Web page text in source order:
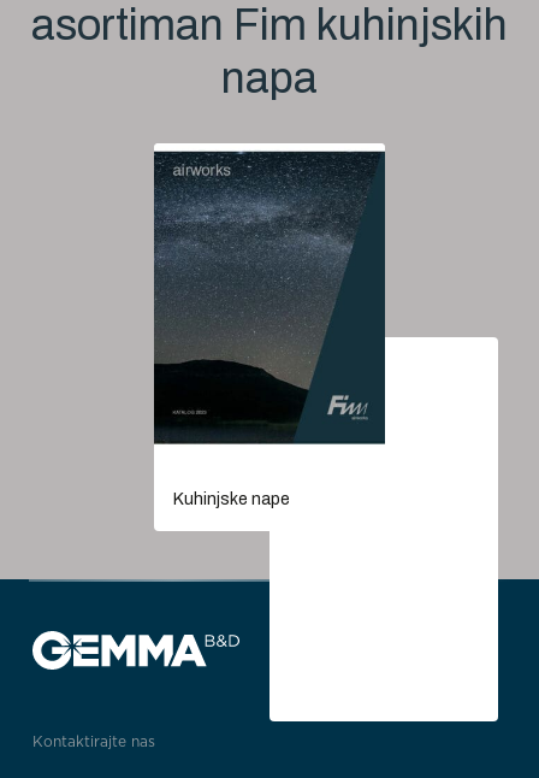
asortiman Fim kuhinjskih
napa
Kuhinjske nape
Kontaktirajte nas